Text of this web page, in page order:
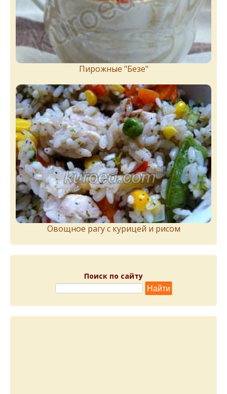
Пирожныe "Бeзe"
Овощное рагу с курицей и рисом
Поиск по сайту